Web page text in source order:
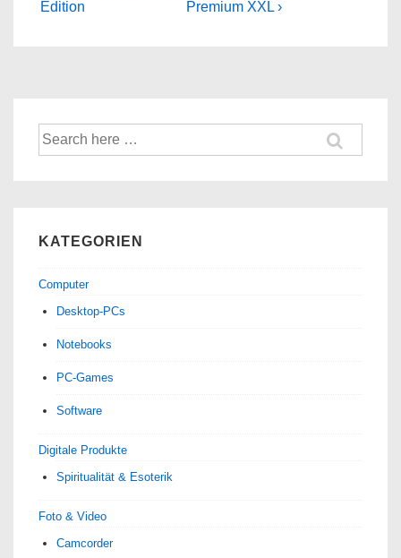
is
Edition
is
Premium XXL ›
Suche
nach:
KATEGORIEN
Computer
Desktop-PCs
Notebooks
PC-Games
Software
Digitale Produkte
Spiri­tua­lität & Esoterik
Foto & Video
Camcorder